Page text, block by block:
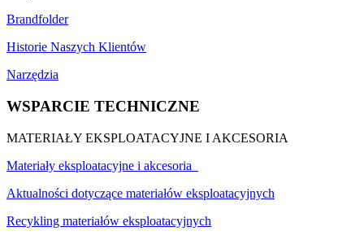
Brandfolder
Historie Naszych Klientów
Narzędzia
WSPARCIE TECHNICZNE
MATERIAŁY EKSPLOATACYJNE I AKCESORIA
Materiały eksploatacyjne i akcesoria
Aktualności dotyczące materiałów eksploatacyjnych
Recykling materiałów eksploatacyjnych